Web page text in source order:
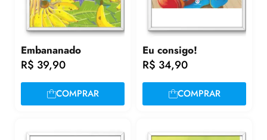
Embananado
R$ 39,90
COMPRAR
Eu consigo!
R$ 34,90
COMPRAR